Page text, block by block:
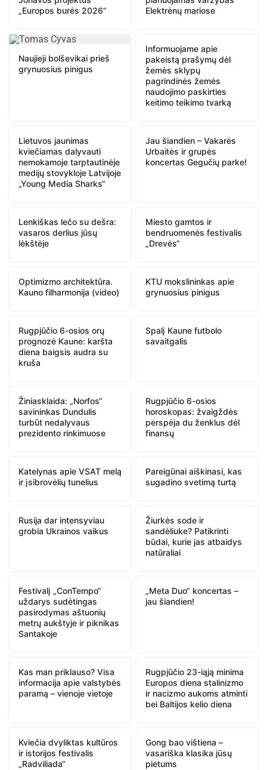
„Europos burės 2026“
Elektrėnų mariose
Naujieji bolševikai prieš
grynuosius pinigus
Informuojame apie
pakeistą prašymų dėl
žemės sklypų
pagrindinės žemės
naudojimo paskirties
keitimo teikimo tvarką
Lietuvos jaunimas
kviečiamas dalyvauti
nemokamoje tarptautinėje
medijų stovykloje Latvijoje
„Young Media Sharks“
Jau šiandien – Vakarės
Urbaitės ir grupės
koncertas Gegučių parke!
Lenkiškas lečo su dešra:
vasaros derlius jūsų
lėkštėje
Miesto gamtos ir
bendruomenės festivalis
„Drevės“
Optimizmo architektūra.
Kauno filharmonija (video)
KTU mokslininkas apie
grynuosius pinigus
Rugpjūčio 6-osios orų
prognozė Kaune: karšta
diena baigsis audra su
kruša
Spalį Kaune futbolo
savaitgalis
Žiniasklaida: „Norfos“
savininkas Dundulis
turbūt nedalyvaus
prezidento rinkimuose
Rugpjūčio 6-osios
horoskopas: žvaigždės
perspėja du ženklus dėl
finansų
Katelynas apie VSAT melą
ir įsibrovėlių tunelius
Pareigūnai aiškinasi, kas
sugadino svetimą turtą
Rusija dar intensyviau
grobia Ukrainos vaikus
Žiurkės sode ir
sandėliuke? Patikrinti
būdai, kurie jas atbaidys
natūraliai
Festivalį „ConTempo“
uždarys sudėtingas
pasirodymas aštuonių
metrų aukštyje ir piknikas
Santakoje
„Meta Duo“ koncertas –
jau šiandien!
Kas man priklauso? Visa
informacija apie valstybės
paramą – vienoje vietoje
Rugpjūčio 23-iąją minima
Europos diena stalinizmo
ir nacizmo aukoms atminti
bei Baltijos kelio diena
Kviečia dvyliktas kultūros
ir istorijos festivalis
„Radviliada“
Gong bao vištiena –
vasariška klasika jūsų
pietums